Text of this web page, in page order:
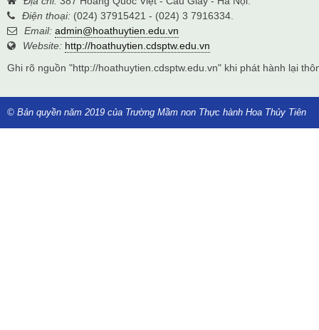
Điện thoại: (024) 37915421 - (024) 3 7916334.
Email: admin@hoathuytien.edu.vn
Website: http://hoathuytien.cdsptw.edu.vn
Ghi rõ nguồn "http://hoathuytien.cdsptw.edu.vn" khi phát hành lại
© Bản quyền năm 2019 của Trường Mầm non Thực hành Hoa Thủy Tiên